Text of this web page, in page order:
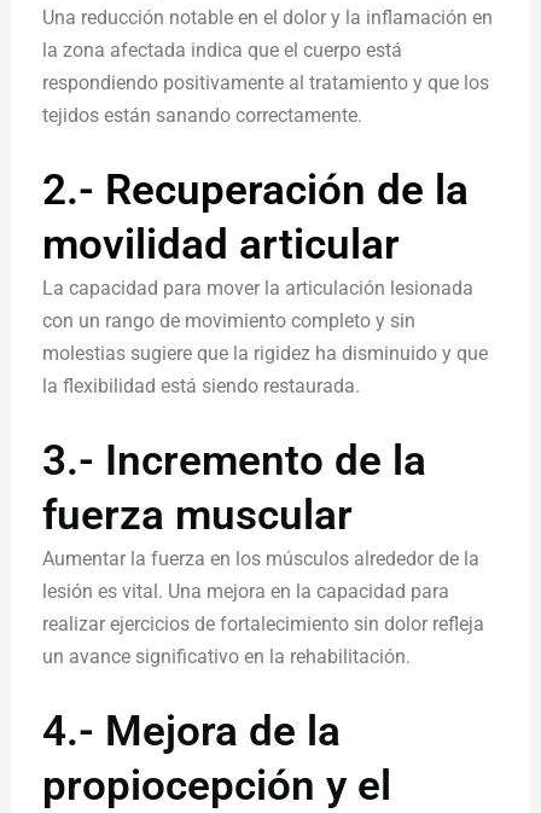
Una reducción notable en el dolor y la inflamación en
la zona afectada indica que el cuerpo está
respondiendo positivamente al tratamiento y que los
tejidos están sanando correctamente.
2.- Recuperación de la
movilidad articular
La capacidad para mover la articulación lesionada
con un rango de movimiento completo y sin
molestias sugiere que la rigidez ha disminuido y que
la flexibilidad está siendo restaurada.
3.- Incremento de la
fuerza muscular
Aumentar la fuerza en los músculos alrededor de la
lesión es vital. Una mejora en la capacidad para
realizar ejercicios de fortalecimiento sin dolor refleja
un avance significativo en la rehabilitación.
4.- Mejora de la
propiocepción y el